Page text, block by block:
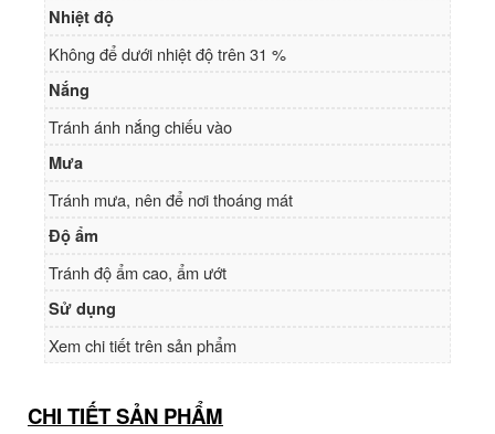
Nhiệt độ
Không để dưới nhiệt độ trên 31 %
Nắng
Tránh ánh nắng chiếu vào
Mưa
Tránh mưa, nên để nơi thoáng mát
Độ ẩm
Tránh độ ẩm cao, ẩm ướt
Sử dụng
Xem chi tiết trên sản phẩm
CHI TIẾT SẢN PHẨM